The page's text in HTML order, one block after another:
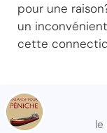
pour une
un
cette
le